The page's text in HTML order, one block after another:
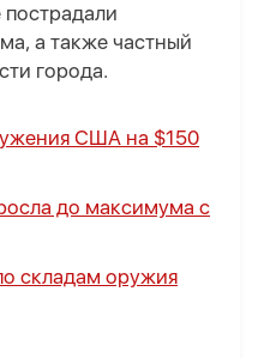
а также частный
города.
США на $150
до максимума с
складам оружия